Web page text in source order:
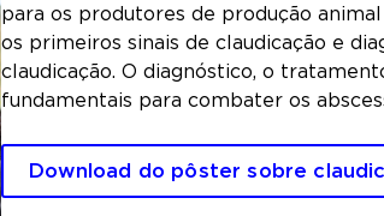
para os produtores de produção
os primeiros sinais de claudicação e
claudicação. O diagnóstico, o
fundamentais para combater os
Download do pôster sobre